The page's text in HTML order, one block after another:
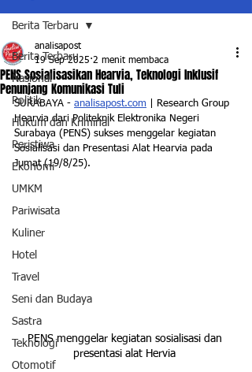
Berita Terbaru
Nasional
Politik
Hukum dan Kriminal
Peristiwa
Ekonomi
UMKM
Pariwisata
Kuliner
Hotel
Travel
Seni dan Budaya
Sastra
Teknologi
Otomotif
Berita Terbaru
PENS Sosialisasikan Hearvia, Teknologi Inklusif
Penunjang Komunikasi Tuli
analisapost
19 Sep 2025 2 menit membaca
SURABAYA - analisapost.com | Research Group
Hearvia dari Politeknik Elektronika Negeri
Surabaya (PENS) sukses menggelar kegiatan
Sosialisasi dan Presentasi Alat Hearvia pada
Jumat (19/8/25).
PENS menggelar kegiatan sosialisasi dan
presentasi alat Hervia